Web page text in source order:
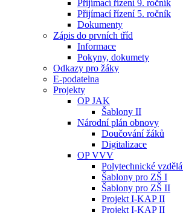
Přijímací řízení 9. ročník
Přijímací řízení 5. ročník
Dokumenty
Zápis do prvních tříd
Informace
Pokyny, dokumety
Odkazy pro žáky
E-podatelna
Projekty
OP JAK
Šablony II
Národní plán obnovy
Doučování žáků
Digitalizace
OP VVV
Polytechnické
Šablony pro ZŠ I
Šablony pro ZŠ II
Projekt I-KAP II
Projekt I-KAP II